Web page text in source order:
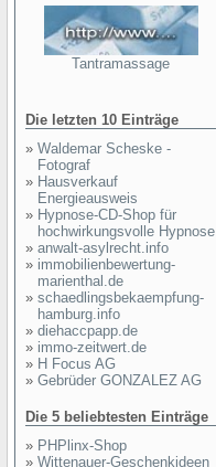
Tantramassage
Die letzten 10 Einträge
» Waldemar Scheske -
Fotograf
» Hausverkauf
Energieausweis
» Hypnose-CD-Shop für
hochwirkungsvolle Hypnose
» anwalt-asylrecht.info
» immobilienbewertung-
marienthal.de
» schaedlingsbekaempfung-
hamburg.info
» diehaccpapp.de
» immo-zeitwert.de
» H Focus AG
» Gebrüder GONZALEZ AG
Die 5 beliebtesten Einträge
» PHPlinx-Shop
» Wittenauer-Geschenkideen